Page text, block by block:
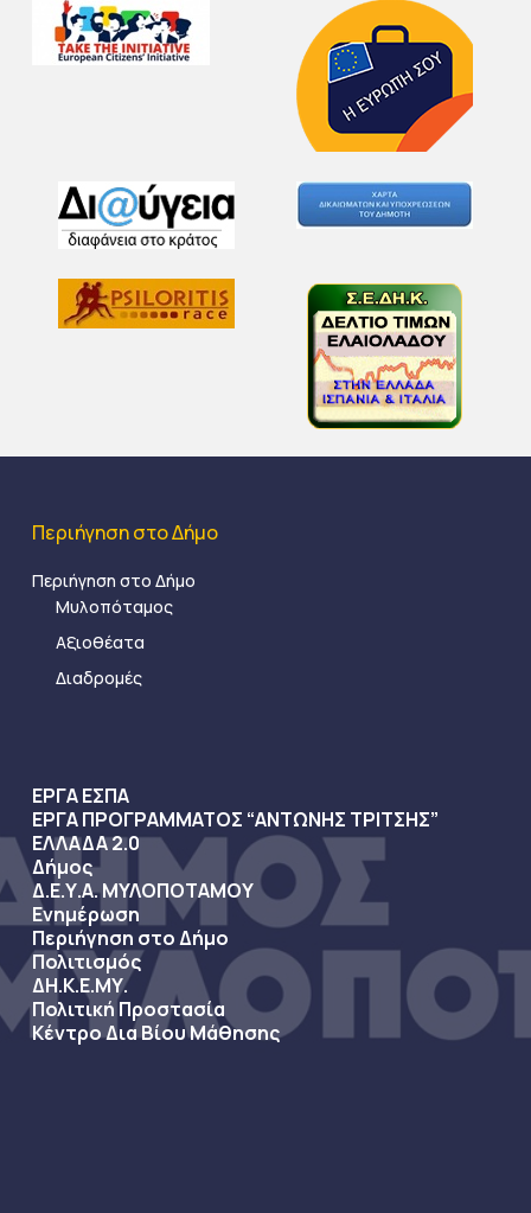
Περιήγηση στο Δήμο
Περιήγηση στο Δήμο
Μυλοπόταμος
Αξιοθέατα
Διαδρομές
ΕΡΓΑ ΕΣΠΑ
ΕΡΓΑ ΠΡΟΓΡΑΜΜΑΤΟΣ “ΑΝΤΩΝΗΣ ΤΡΙΤΣΗΣ”
ΕΛΛΑΔΑ 2.0
Δήμος
Δ.Ε.Υ.Α. ΜΥΛΟΠΟΤΑΜΟΥ
Ενημέρωση
Περιήγηση στο Δήμο
Πολιτισμός
ΔΗ.Κ.Ε.ΜΥ.
Πολιτική Προστασία
Κέντρο Δια Βίου Μάθησης